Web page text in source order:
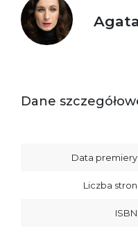
Dane
Data premiery:
Liczba stron:
ISBN: